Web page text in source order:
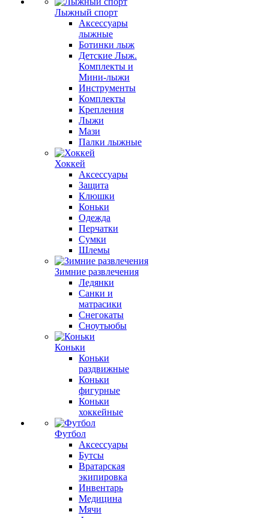
Лыжный спорт
Аксессуары
лыжные
Ботинки лыж
Детские Лыж.
Комплекты и
Мини-лыжи
Инструменты
Комплекты
Крепления
Лыжи
Мази
Палки лыжные
Хоккей
Аксессуары
Защита
Клюшки
Коньки
Одежда
Перчатки
Сумки
Шлемы
Зимние развлечения
Ледянки
Санки и
матрасики
Снегокаты
Сноутьюбы
Коньки
Коньки
раздвижные
Коньки
фигурные
Коньки
хоккейные
Футбол
Аксессуары
Бутсы
Вратарская
экипировка
Инвентарь
Медицина
Мячи